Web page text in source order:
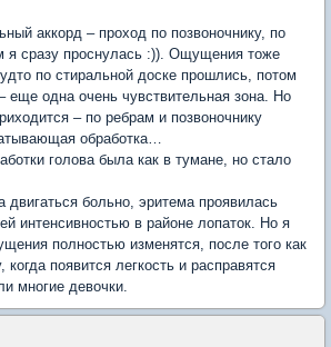
аккорд – проход по позвоночнику, по
я сразу проснулась :)). Ощущения тоже
по стиральной доске прошлись, потом
еще одна очень чувствительная зона. Но
– по ребрам и позвоночнику
обработка…
голова была как в тумане, но стало
двигаться больно, эритема проявилась
интенсивностью в районе лопаток. Но я
полностью изменятся, после того как
появится легкость и расправятся
многие девочки.